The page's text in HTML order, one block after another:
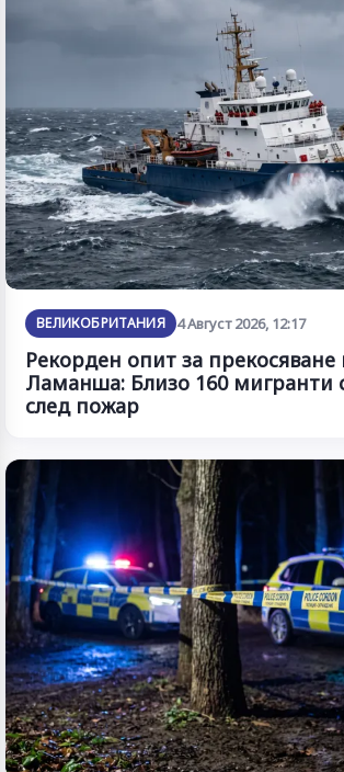
ВЕЛИКОБРИТАНИЯ 4 Август 2026, 12:17
Рекорден опит за прекосяване
Ламанша: Близо 160 мигранти
след пожар